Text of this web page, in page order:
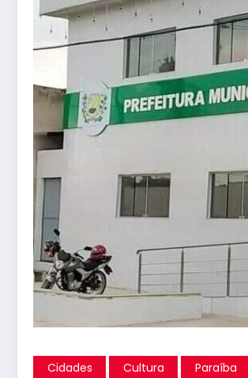
Cidades Cultura Paraíba